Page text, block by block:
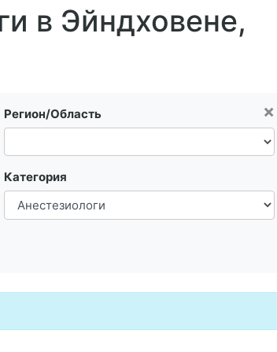
в Эйндховене,
×
Регион/Область
Категория